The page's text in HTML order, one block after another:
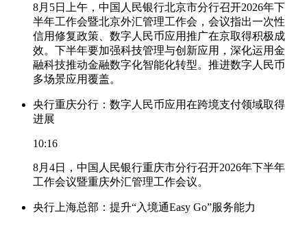
8月5日上午，中国人民银行北京市分行召开2026年下
半年工作会暨北京外汇管理工作会，会议指出一次性
信用修复政策、数字人民币应用推广在京取得积极成
效。下半年要加强科技管理与创新应用，深化运用金
融科技推动金融数字化智能化转型。推进数字人民币
多场景应用覆盖。
央行重庆分行：数字人民币应用在跨境支付领域取得
进展
10:16
8月4日，中国人民银行重庆市分行召开2026年下半年
工作会议暨重庆外汇管理工作会议。
央行上海总部：提升“入境通Easy Go”服务能力